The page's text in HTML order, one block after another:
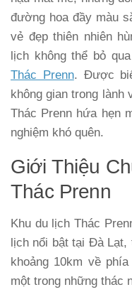
đường hoa đầy màu
vẻ đẹp thiên nhiên
lịch không thể bỏ
Thác Prenn. Được
không gian trong lành
Thác Prenn hứa hẹn
nghiệm khó quên.
Giới Thiệu
Thác Prenn
Khu du lịch Thác
lịch nổi bật tại Đà Lạt,
khoảng 10km về
một trong những thác